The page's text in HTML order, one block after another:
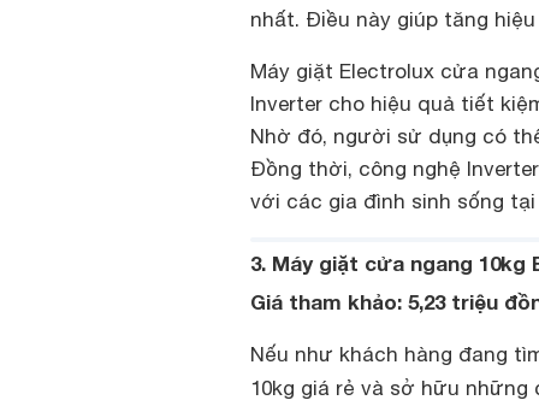
nhất. Điều này giúp tăng
Máy giặt Electrolux cửa
Inverter cho hiệu quả tiết
Nhờ đó, người sử dụng có
Đồng thời, công nghệ
với các gia đình sinh sống
3. Máy giặt cửa ngang 10kg
Giá tham khảo: 5,23 triệu
Nếu như khách hàng đang
10kg giá rẻ và sở hữu